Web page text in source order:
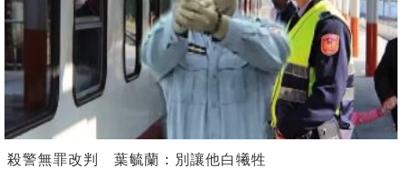
殺警無罪改判 葉毓蘭：別讓他白犧牲